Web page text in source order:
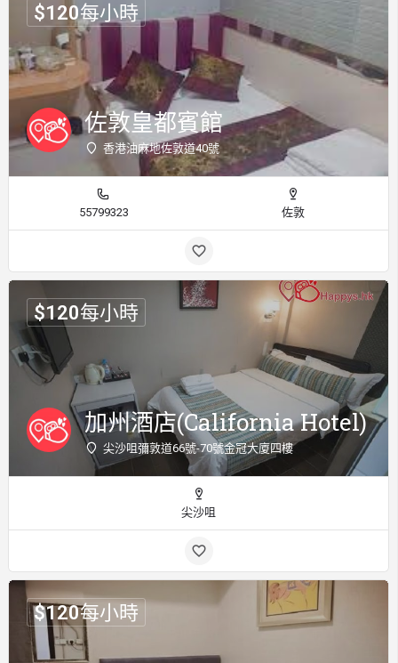
佐敦皇都賓館
香港油麻地佐敦道40號
$120每小時
55799323 佐敦
加州酒店(California Hotel)
尖沙咀彌敦道66號-70號金冠大廈四樓
$120每小時
尖沙咀
$120每小時